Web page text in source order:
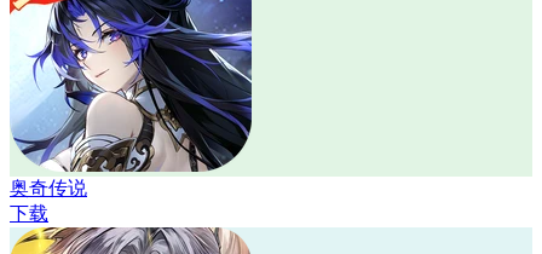
奥奇传说
下载